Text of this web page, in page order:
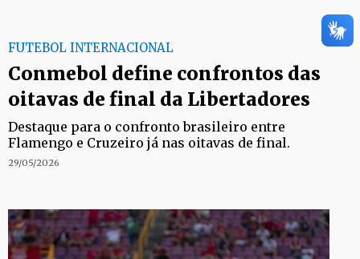
FUTEBOL INTERNACIONAL
Conmebol define confrontos das
oitavas de final da Libertadores
Destaque para o confronto brasileiro entre
Flamengo e Cruzeiro já nas oitavas de final.
29/05/2026